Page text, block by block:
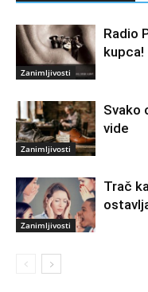
Zanimljivosti
Radio
kupca!
Zanimljivosti
Svako
vide
Zanimljivosti
Trač